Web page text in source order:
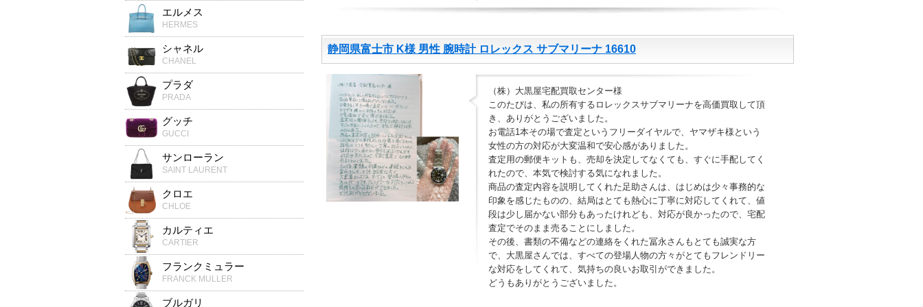
静岡県富士市 K様 男性 腕時計 ロレックス サブマリーナ 16610
（株）大黒屋宅配買取センター様
このたびは、私の所有するロレックスサブマリーナを高価買取して頂
き、ありがとうございました。
お電話1本その場で査定というフリーダイヤルで、ヤマザキ様という
女性の方の対応が大変温和で安心感がありました。
査定用の郵便キットも、売却を決定してなくても、すぐに手配してく
れたので、本気で検討する気になれました。
商品の査定内容を説明してくれた足助さんは、はじめは少々事務的な
印象を感じたものの、結局はとても熱心に丁寧に対応してくれて、値
段は少し届かない部分もあったけれども、対応が良かったので、宅配
査定でそのまま売ることにしました。
その後、書類の不備などの連絡をくれた冨永さんもとても誠実な方
で、大黒屋さんでは、すべての登場人物の方々がとてもフレンドリー
な対応をしてくれて、気持ちの良いお取引ができました。
どうもありがとうございました。
エルメス
HERMES
シャネル
CHANEL
プラダ
PRADA
グッチ
GUCCI
サンローラン
SAINT LAURENT
クロエ
CHLOE
カルティエ
CARTIER
フランクミュラー
FRANCK MULLER
ブルガリ